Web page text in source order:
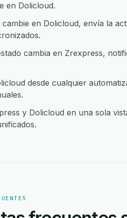
en Dolicloud.
en Dolicloud, envía la
cambia en Zrexpress,
desde cualquier
y Dolicloud en una sola